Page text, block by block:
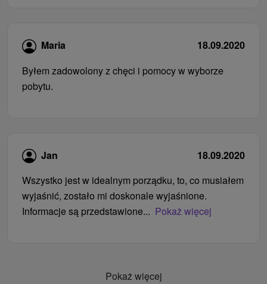
Maria
18.09.2020
Byłem zadowolony z chęci i pomocy w wyborze
pobytu.
Jan
18.09.2020
Wszystko jest w idealnym porządku, to, co musiałem
wyjaśnić, zostało mi doskonale wyjaśnione.
Informacje są przedstawione... Pokaż więcej
Pokaż więcej